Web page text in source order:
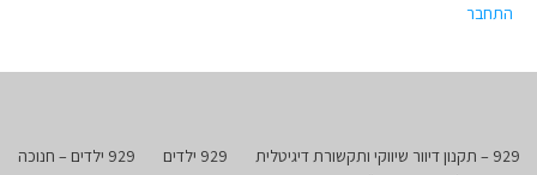
התחבר
929 – תקנון דיוור שיווקי ותקשורת דיגיטלית 929 ילדים
929 ילדים – חנוכה